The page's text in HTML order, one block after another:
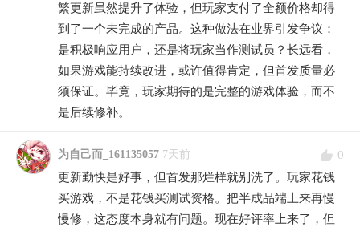
繁更新虽然提升了体验，但玩家支付了全额价格却得
到了一个未完成的产品。这种做法在业界引发争议：
是积极响应用户，还是将玩家当作测试员？长远看，
如果游戏能持续改进，或许值得肯定，但首发质量必
须保证。毕竟，玩家期待的是完整的游戏体验，而不
是后续修补。
为自己而_161135057 7天前
0
更新勤快是好事，但首发那烂样就别洗了。玩家花钱
买游戏，不是花钱买测试资格。把半成品端上来再慢
慢修，这态度本身就有问题。现在好评率上来了，但